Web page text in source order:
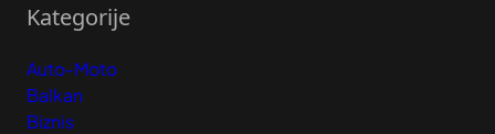
Kategorije
Auto-Moto
Balkan
Biznis